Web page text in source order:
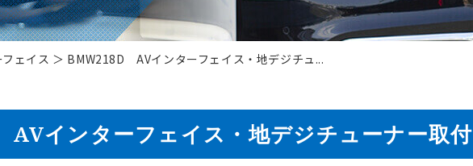
フェイス ＞ BMW218D AVインターフェイス・地デジチュ...
インターフェイス・地デジチューナー取付